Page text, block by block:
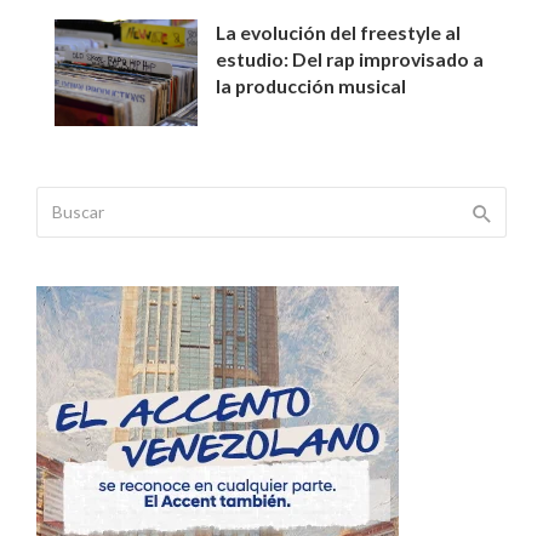
La evolución del freestyle al
estudio: Del rap improvisado a
la producción musical